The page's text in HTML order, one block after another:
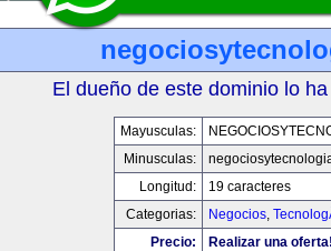
El dueño de este dominio lo
Mayusculas:
Minusculas:
Longitud:
19 caracteres
Categorias:
Negocios,
Precio:
Realizar una